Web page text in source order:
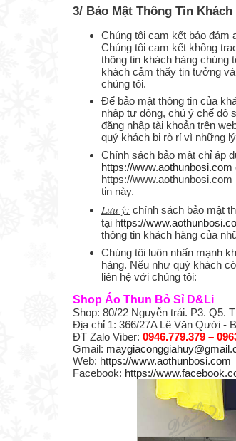
3/ Bảo Mật Thông Tin Khách
Chúng tôi cam kết bảo đảm
Chúng tôi cam kết không
thông tin khách hàng chúng
khách cảm thấy tin tưởng
chúng tôi.
Để bảo mật thông tin của
nhập tự động, chú ý chế độ
đăng nhập tài khoản trên
quý khách bị rò rỉ vì những
Chính sách bảo mật chỉ áp
https://www.aothunbosi.com
https://
tin này.
Lưu ‎ý: chính sách bảo mật
tại https://
thông tin khách hàng của
Chúng tôi luôn nhấn mạnh
hàng. Nếu như quý khách
liên hệ với chúng tôi:
Shop Áo Thun Bỏ Sỉ D&Li
Shop: 80/22 Nguyễn trải. P3. Q5.
Địa chỉ 1: 366/27A Lê Văn Qưới -
ĐT Zalo Viber: 0946.779.379 –
Gmail:
Web: https://www.aothunbosi.com
Facebook: https://